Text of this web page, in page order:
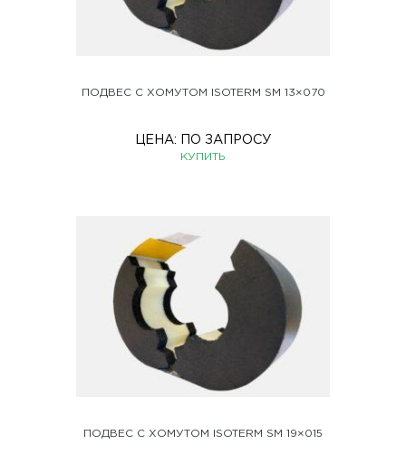
ПОДВЕС С ХОМУТОМ ISOTERM SM 13×070
ЦЕНА: ПО ЗАПРОСУ
КУПИТЬ
ПОДВЕС С ХОМУТОМ ISOTERM SM 19×015